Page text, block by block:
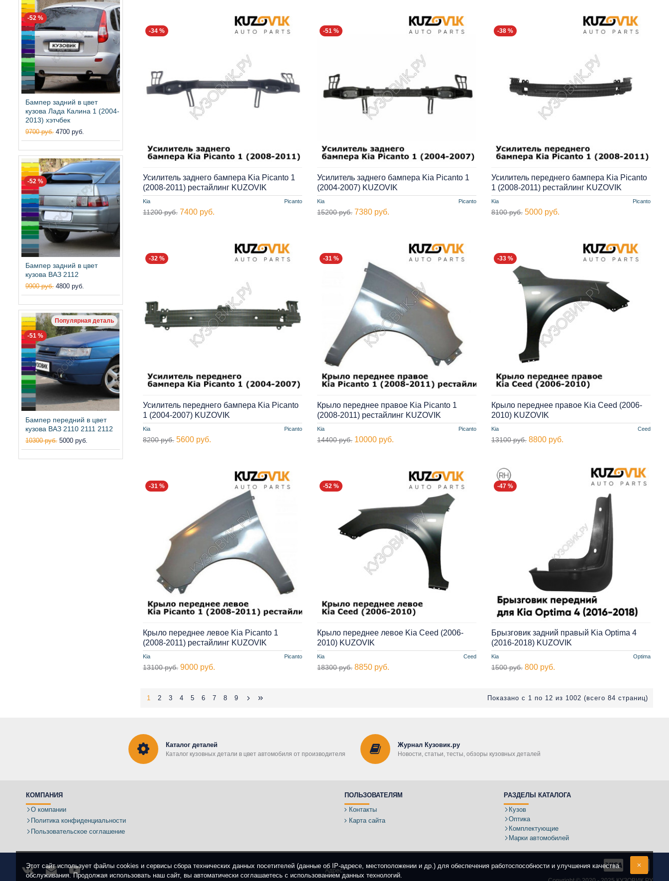
-52 %
Бампер задний в цвет
кузова Лада Калина 1 (2004-
2013) хэтчбек
9700 руб. 4700 руб.
-52 %
Бампер задний в цвет
кузова ВАЗ 2112
9900 руб. 4800 руб.
Популярная деталь
-51 %
Бампер передний в цвет
кузова ВАЗ 2110 2111 2112
10300 руб. 5000 руб.
-34 %
Kia Picanto
Усилитель заднего бампера Kia Picanto 1
(2008-2011) рестайлинг KUZOVIK
11200 руб. 7400 руб.
-51 %
Kia Picanto
Усилитель заднего бампера Kia Picanto 1
(2004-2007) KUZOVIK
15200 руб. 7380 руб.
-38 %
Kia Picanto
Усилитель переднего бампера Kia Picanto
1 (2008-2011) рестайлинг KUZOVIK
8100 руб. 5000 руб.
-32 %
Kia Picanto
Усилитель переднего бампера Kia Picanto
1 (2004-2007) KUZOVIK
8200 руб. 5600 руб.
-31 %
Kia Picanto
Крыло переднее правое Kia Picanto 1
(2008-2011) рестайлинг KUZOVIK
14400 руб. 10000 руб.
-33 %
Kia Ceed
Крыло переднее правое Kia Ceed (2006-
2010) KUZOVIK
13100 руб. 8800 руб.
-31 %
Kia Picanto
Крыло переднее левое Kia Picanto 1
(2008-2011) рестайлинг KUZOVIK
13100 руб. 9000 руб.
-52 %
Kia Ceed
Крыло переднее левое Kia Ceed (2006-
2010) KUZOVIK
18300 руб. 8850 руб.
-47 %
Kia Optima
Брызговик задний правый Kia Optima 4
(2016-2018) KUZOVIK
1500 руб. 800 руб.
1 2 3 4 5 6 7 8 9 Показано с 1 по 12 из 1002 (всего 84 страниц)
Каталог деталей
Каталог кузовных детали в цвет автомобиля от производителя
Журнал Кузовик.ру
Новости, статьи, тесты, обзоры кузовных деталей
КОМПАНИЯ
О компании
Политика конфиденциальности
Пользовательское соглашение
ПОЛЬЗОВАТЕЛЯМ
Контакты
Карта сайта
РАЗДЕЛЫ КАТАЛОГА
Кузов
Оптика
Комплектующие
Марки автомобилей
Адрес:
Этот сайт использует файлы cookies и сервисы сбора технических данных посетителей (данные об IP-адресе, местоположении и др.) для обеспечения работоспособности и улучшения качества
обслуживания. Продолжая использовать наш сайт, вы автоматически соглашаетесь с использованием данных технологий.